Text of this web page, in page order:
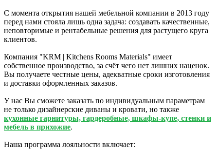
С момента открытия нашей мебельной компании в 2013 году
перед нами стояла лишь одна задача: создавать качественные,
неповторимые и рентабельные решения для растущего круга
клиентов.
Компания "KRM | Kitchens Rooms Materials" имеет
собственное производство, за счёт чего нет лишних наценок.
Вы получаете честные цены, адекватные сроки изготовления
и доставки оформленных заказов.
У нас Вы сможете заказать по индивидуальным параметрам
не только дизайнерские диваны и кровати, но также
кухонные гарнитуры, гардеробные, шкафы-купе, стенки и
мебель в прихожие.
Наша программа лояльности включает: